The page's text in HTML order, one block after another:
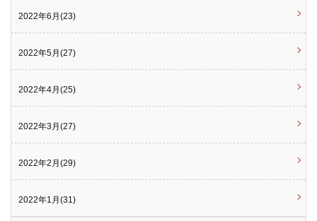
2022年6月(23)
2022年5月(27)
2022年4月(25)
2022年3月(27)
2022年2月(29)
2022年1月(31)